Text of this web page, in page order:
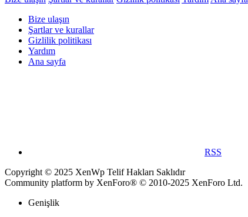
Bize ulaşın
Şartlar ve kurallar
Gizlilik politikası
Yardım
Ana sayfa
RSS
Copyright © 2025 XenWp Telif Hakları Saklıdır
Community platform by XenForo® © 2010-2025 XenForo Ltd.
Genişlik